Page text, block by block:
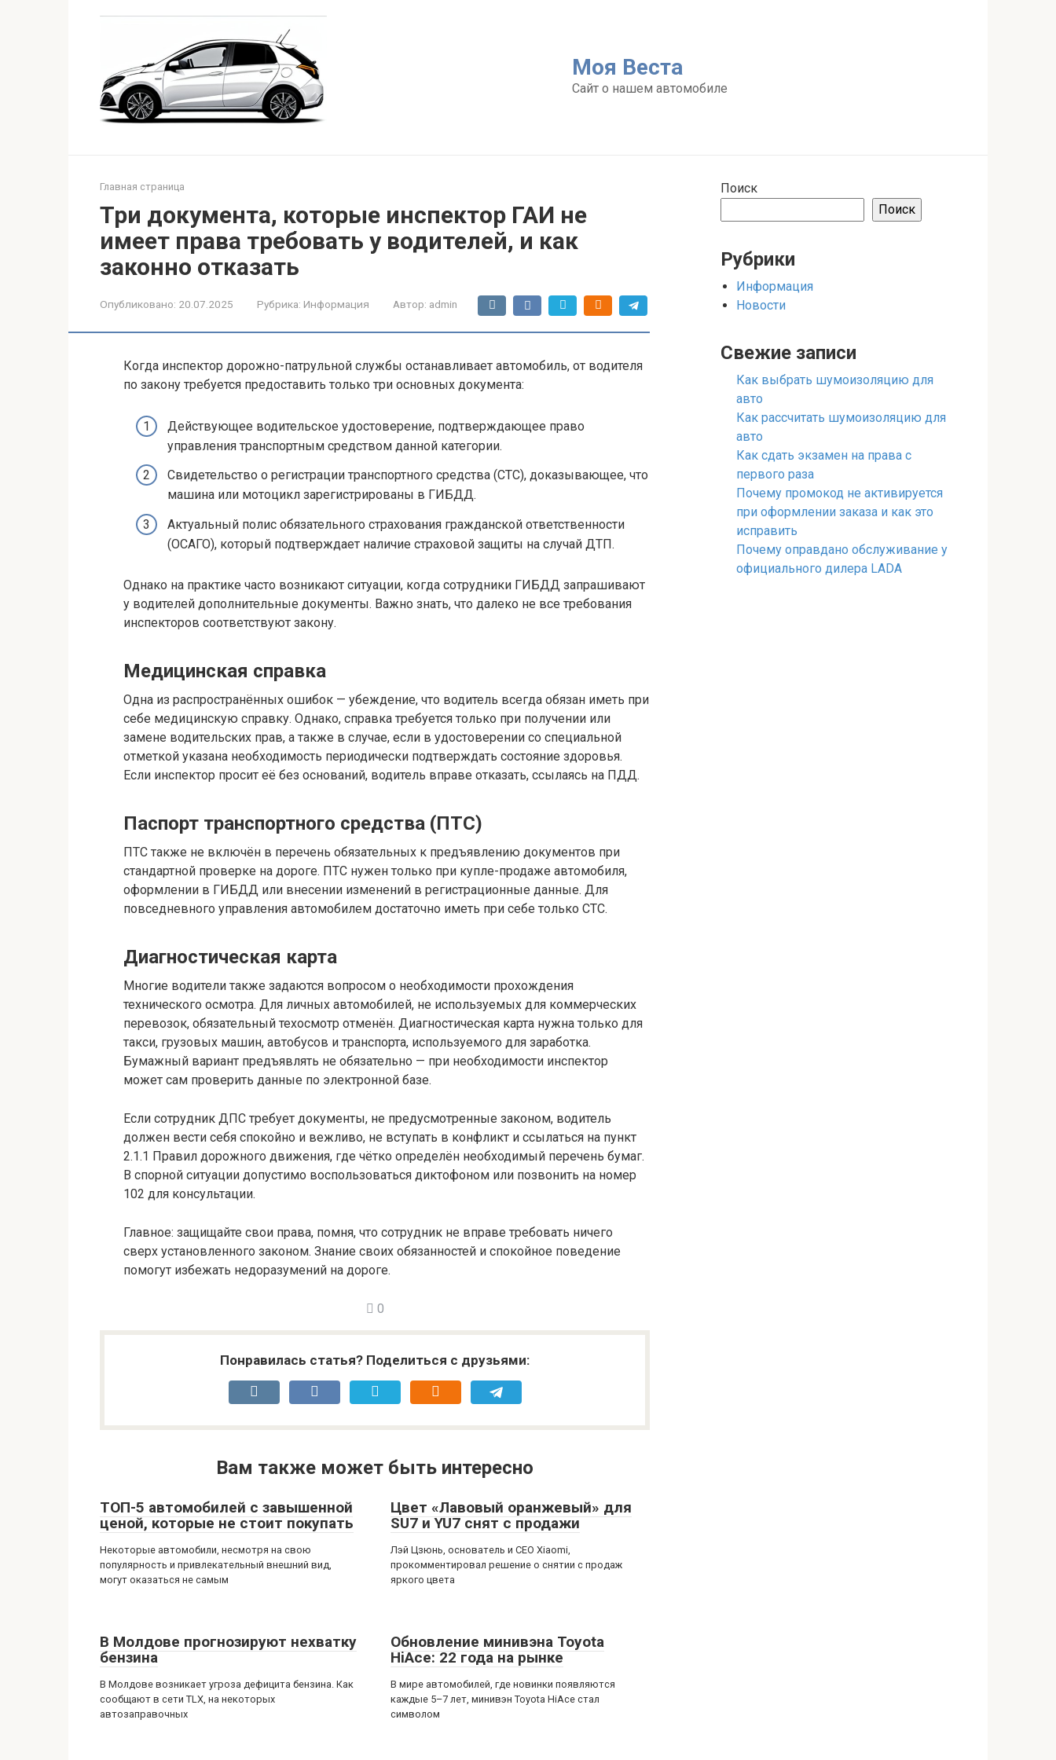
Моя Веста
Сайт о нашем автомобиле
Главная страница
Три документа, которые инспектор ГАИ не
имеет права требовать у водителей, и как
законно отказать
Опубликовано: 20.07.2025 Рубрика: Информация Автор: admin
Когда инспектор дорожно-патрульной службы останавливает автомобиль, от водителя
по закону требуется предоставить только три основных документа:
Действующее водительское удостоверение, подтверждающее право
управления транспортным средством данной категории.
Свидетельство о регистрации транспортного средства (СТС), доказывающее, что
машина или мотоцикл зарегистрированы в ГИБДД.
Актуальный полис обязательного страхования гражданской ответственности
(ОСАГО), который подтверждает наличие страховой защиты на случай ДТП.
Однако на практике часто возникают ситуации, когда сотрудники ГИБДД запрашивают
у водителей дополнительные документы. Важно знать, что далеко не все требования
инспекторов соответствуют закону.
Медицинская справка
Одна из распространённых ошибок — убеждение, что водитель всегда обязан иметь при
себе медицинскую справку. Однако, справка требуется только при получении или
замене водительских прав, а также в случае, если в удостоверении со специальной
отметкой указана необходимость периодически подтверждать состояние здоровья.
Если инспектор просит её без оснований, водитель вправе отказать, ссылаясь на ПДД.
Паспорт транспортного средства (ПТС)
ПТС также не включён в перечень обязательных к предъявлению документов при
стандартной проверке на дороге. ПТС нужен только при купле-продаже автомобиля,
оформлении в ГИБДД или внесении изменений в регистрационные данные. Для
повседневного управления автомобилем достаточно иметь при себе только СТС.
Диагностическая карта
Многие водители также задаются вопросом о необходимости прохождения
технического осмотра. Для личных автомобилей, не используемых для коммерческих
перевозок, обязательный техосмотр отменён. Диагностическая карта нужна только для
такси, грузовых машин, автобусов и транспорта, используемого для заработка.
Бумажный вариант предъявлять не обязательно — при необходимости инспектор
может сам проверить данные по электронной базе.
Если сотрудник ДПС требует документы, не предусмотренные законом, водитель
должен вести себя спокойно и вежливо, не вступать в конфликт и ссылаться на пункт
2.1.1 Правил дорожного движения, где чётко определён необходимый перечень бумаг.
В спорной ситуации допустимо воспользоваться диктофоном или позвонить на номер
102 для консультации.
Главное: защищайте свои права, помня, что сотрудник не вправе требовать ничего
сверх установленного законом. Знание своих обязанностей и спокойное поведение
помогут избежать недоразумений на дороге.
0
Понравилась статья? Поделиться с друзьями:
Вам также может быть интересно
ТОП-5 автомобилей с завышенной
ценой, которые не стоит покупать
Некоторые автомобили, несмотря на свою
популярность и привлекательный внешний вид,
могут оказаться не самым
Цвет «Лавовый оранжевый» для
SU7 и YU7 снят с продажи
Лэй Цзюнь, основатель и CEO Xiaomi,
прокомментировал решение о снятии с продаж
яркого цвета
В Молдове прогнозируют нехватку
бензина
В Молдове возникает угроза дефицита бензина. Как
сообщают в сети TLX, на некоторых
автозаправочных
Обновление минивэна Toyota
HiAce: 22 года на рынке
В мире автомобилей, где новинки появляются
каждые 5–7 лет, минивэн Toyota HiAce стал
символом
Поиск
Поиск
Рубрики
Информация
Новости
Свежие записи
Как выбрать шумоизоляцию для
авто
Как рассчитать шумоизоляцию для
авто
Как сдать экзамен на права с
первого раза
Почему промокод не активируется
при оформлении заказа и как это
исправить
Почему оправдано обслуживание у
официального дилера LADA